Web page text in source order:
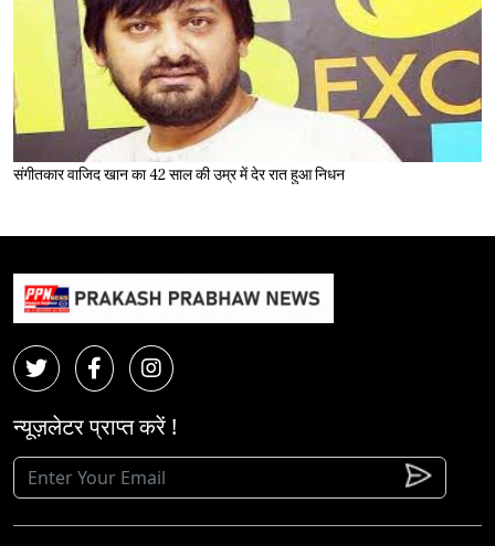
संगीतकार वाजिद खान का 42 साल की उम्र में देर रात हुआ निधन
न्यूज़लेटर प्राप्त करें !